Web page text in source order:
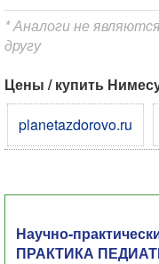
* Аналоги не
другу
Цены / купить
planetazdorovo.ru
Научно-
ПРАКТИКА